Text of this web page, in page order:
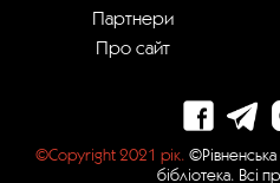
Партнери
Про сайт
©Copyright 2021 рік.
бібліотека. Всі